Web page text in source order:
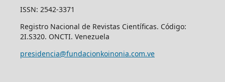
ISSN: 2542-3371
Registro Nacional de Revistas Científicas. Código:
2I.S320. ONCTI. Venezuela
presidencia@fundacionkoinonia.com.ve